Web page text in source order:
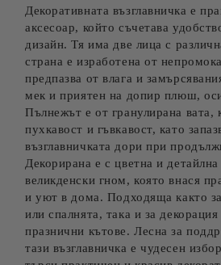
Ние ще се свържем с вас в рамките на
Декоративната възглавничка е
аксесоар, който съчетава
дизайн. Тя има две лица с
страна е изработена от
предпазва от влага и
мек и приятен на допир плюш,
Пълнежът е от гранулирана вата,
пухкавост и гъвкавост, като
възглавничката дори при
Декорирана е с цветна и
великденски гном, която внася
и уют в дома. Подходяща както
или спалнята, така и за
празнични кътове. Лесна за
тази възглавничка е чудесен